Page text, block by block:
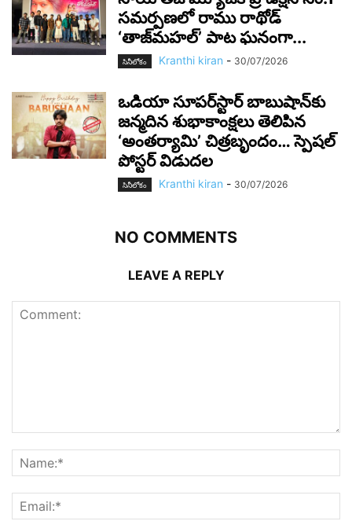
సమర్పణలో రాము రాథోడ్
‘తాజ్‌మహల్’ పాట ఘనంగా...
సినీలోకం Kranthi kiran - 30/07/2026
ఒడియా సూపర్‌స్టార్ బాబుషాన్‌కు
జన్మదిన శుభాకాంక్షలు తెలిపిన
‘అంతర్యామి’ చిత్రబృందం… స్పెషల్
పోస్టర్ విడుదల
సినీలోకం Kranthi kiran - 30/07/2026
NO COMMENTS
LEAVE A REPLY